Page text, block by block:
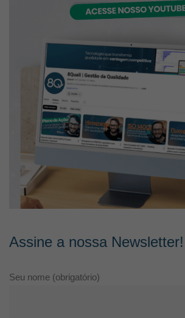
Assine a nossa Newsletter!
Seu nome (obrigatório)